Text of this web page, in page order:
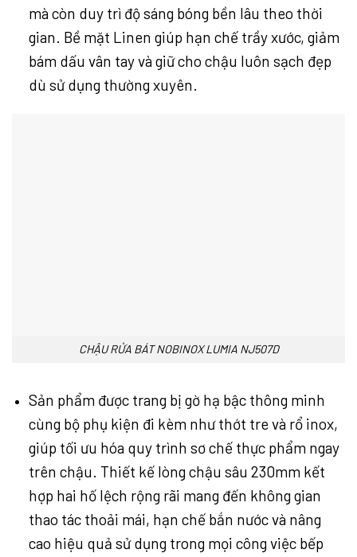
mà còn duy trì độ sáng bóng bền lâu theo thời
gian. Bề mặt Linen giúp hạn chế trầy xước, giảm
bám dấu vân tay và giữ cho chậu luôn sạch đẹp
dù sử dụng thường xuyên.
CHẬU RỬA BÁT NOBINOX LUMIA NJ507D
Sản phẩm được trang bị gờ hạ bậc thông minh
cùng bộ phụ kiện đi kèm như thớt tre và rổ inox,
giúp tối ưu hóa quy trình sơ chế thực phẩm ngay
trên chậu. Thiết kế lòng chậu sâu 230mm kết
hợp hai hố lệch rộng rãi mang đến không gian
thao tác thoải mái, hạn chế bắn nước và nâng
cao hiệu quả sử dụng trong mọi công việc bếp